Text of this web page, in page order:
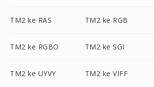
TM2 ke RAS TM2 ke RGB
TM2 ke RGBO TM2 ke SGI
TM2 ke UYVY TM2 ke VIFF